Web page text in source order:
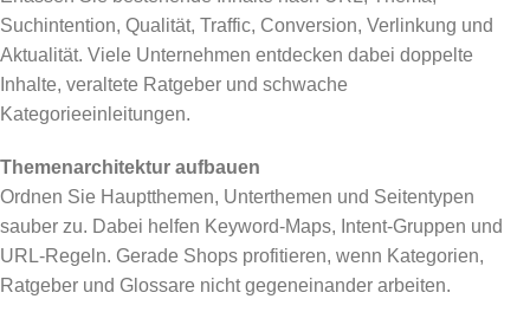
Suchintention, Qualität, Traffic, Conversion, Verlinkung und
Aktualität. Viele Unternehmen entdecken dabei doppelte
Inhalte, veraltete Ratgeber und schwache
Kategorieeinleitungen.
Themenarchitektur aufbauen
Ordnen Sie Hauptthemen, Unterthemen und Seitentypen
sauber zu. Dabei helfen Keyword-Maps, Intent-Gruppen und
URL-Regeln. Gerade Shops profitieren, wenn Kategorien,
Ratgeber und Glossare nicht gegeneinander arbeiten.